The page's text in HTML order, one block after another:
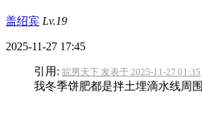
盖绍宾 Lv.19
2025-11-27 17:45
引用: 皖男天下 发表于 2025-11-27 01:35
我冬季饼肥都是拌土埋滴水线周围